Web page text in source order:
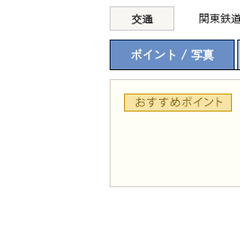
交通 関東鉄
ポイント / 写真